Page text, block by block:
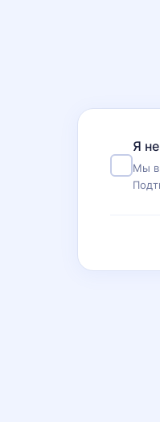
Я
Мы